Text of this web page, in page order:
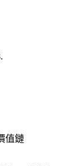
.
值鏈